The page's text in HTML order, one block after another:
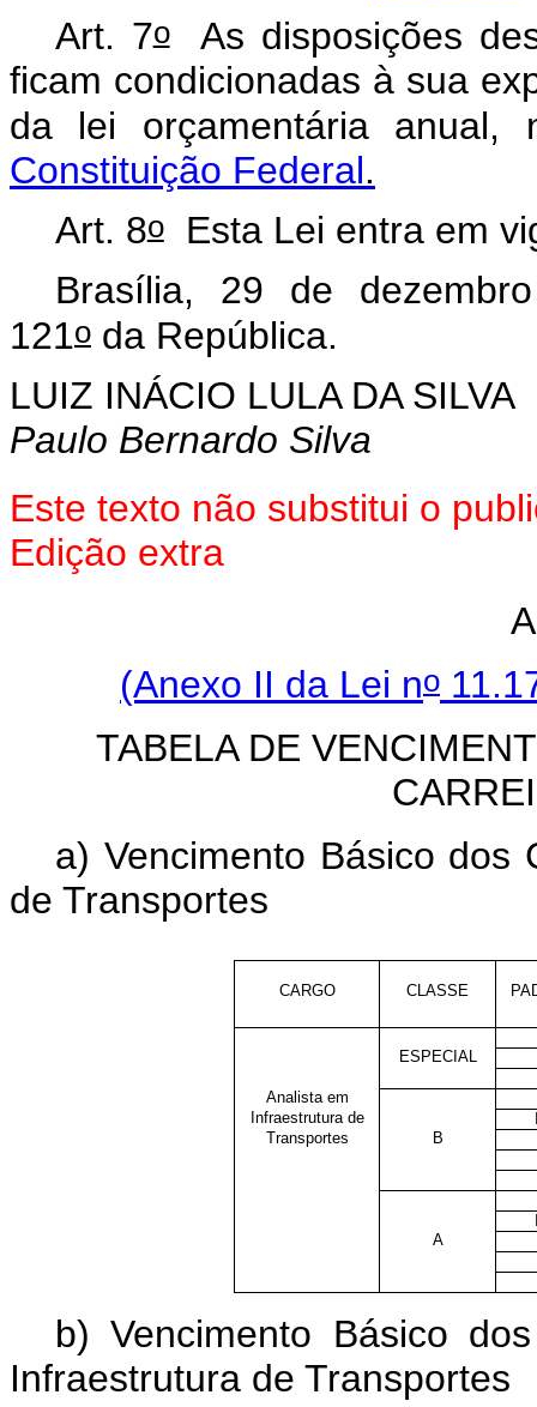
Art. 7oAs disposições
ficam condicionadas à sua
da lei orçamentária
Constituição Federal.
Art. 8oEsta Lei entra em
Brasília, 29 de
121o da República.
LUIZ INÁCIO LULA DA SILVA
Paulo Bernardo Silva
Este texto não substitui o
Edição extra
(Anexo II da Lei no
TABELA DE
a) Vencimento Básico dos
de Transportes
CARGO CLASSE
ESPECIAL
Analista em
Infraestrutura de
Transportes
B
A
b) Vencimento Básico
Infraestrutura de Transportes